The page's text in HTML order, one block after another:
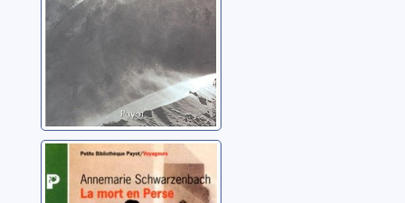
La mort en Perse
Schwarzenbach,